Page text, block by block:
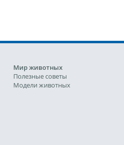
Мир животных
Полезные советы
Модели животных